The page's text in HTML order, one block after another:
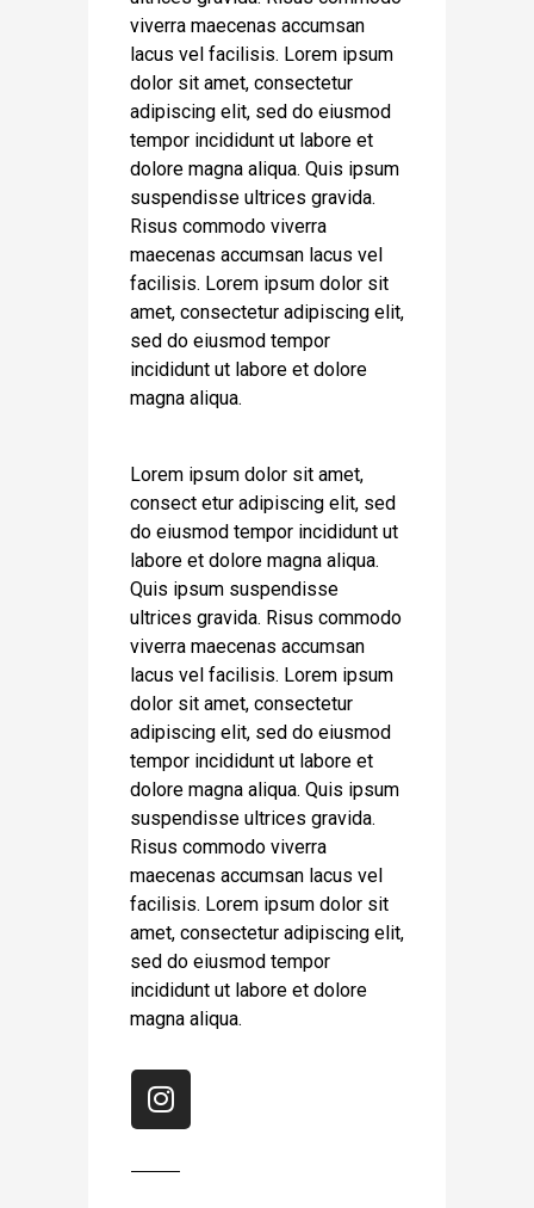
viverra maecenas accumsan
lacus vel facilisis. Lorem ipsum
dolor sit amet, consectetur
adipiscing elit, sed do eiusmod
tempor incididunt ut labore et
dolore magna aliqua. Quis ipsum
suspendisse ultrices gravida.
Risus commodo viverra
maecenas accumsan lacus vel
facilisis. Lorem ipsum dolor sit
amet, consectetur adipiscing elit,
sed do eiusmod tempor
incididunt ut labore et dolore
magna aliqua.
Lorem ipsum dolor sit amet,
consect etur adipiscing elit, sed
do eiusmod tempor incididunt ut
labore et dolore magna aliqua.
Quis ipsum suspendisse
ultrices gravida. Risus commodo
viverra maecenas accumsan
lacus vel facilisis. Lorem ipsum
dolor sit amet, consectetur
adipiscing elit, sed do eiusmod
tempor incididunt ut labore et
dolore magna aliqua. Quis ipsum
suspendisse ultrices gravida.
Risus commodo viverra
maecenas accumsan lacus vel
facilisis. Lorem ipsum dolor sit
amet, consectetur adipiscing elit,
sed do eiusmod tempor
incididunt ut labore et dolore
magna aliqua.